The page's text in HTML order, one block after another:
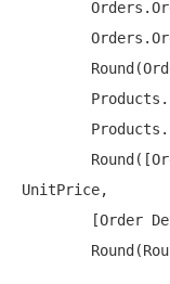
UnitPrice,